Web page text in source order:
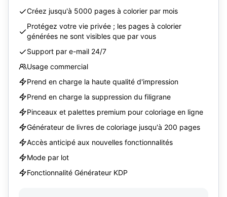
Créez jusqu'à 5000 pages à colorier par mois
Protégez votre vie privée ; les pages à colorier
générées ne sont visibles que par vous
Support par e-mail 24/7
Usage commercial
Prend en charge la haute qualité d'impression
Prend en charge la suppression du filigrane
Pinceaux et palettes premium pour coloriage en ligne
Générateur de livres de coloriage jusqu'à 200 pages
Accès anticipé aux nouvelles fonctionnalités
Mode par lot
Fonctionnalité Générateur KDP